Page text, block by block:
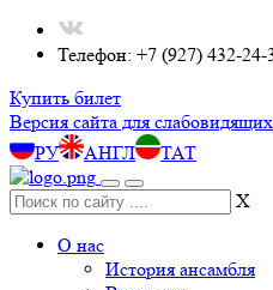
Телефон: +7 (927) 432-24-
Купить билет
Версия сайта для слабовидящих
РУ
АНГЛ ТАТ
X
О нас
История ансамбля